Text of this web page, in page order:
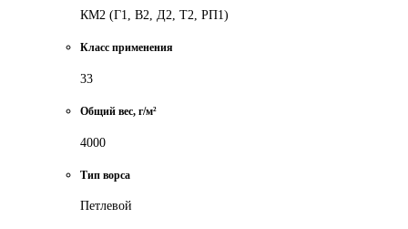
КМ2 (Г1, В2, Д2, Т2, РП1)
Класс применения
33
Общий вес, г/м²
4000
Тип ворса
Петлевой